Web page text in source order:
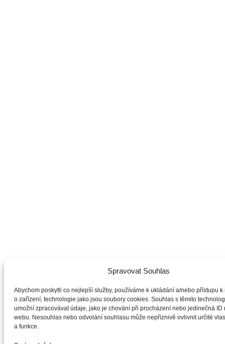
Spravovat Souhlas
Abychom poskytli co nejlepší služby, používáme k ukládání a/nebo přístupu k
o zařízení, technologie jako jsou soubory cookies. Souhlas s těmito
umožní zpracovávat údaje, jako je chování při procházení nebo jedinečná ID
webu. Nesouhlas nebo odvolání souhlasu může nepříznivě ovlivnit určité
a funkce.